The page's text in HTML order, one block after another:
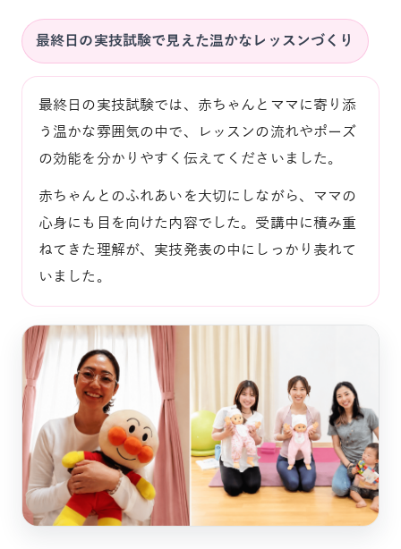
最終日の実技試験で見えた温かなレッスンづくり
最終日の実技試験では、赤ちゃんとママに寄り添
う温かな雰囲気の中で、レッスンの流れやポーズ
の効能を分かりやすく伝えてくださいました。
赤ちゃんとのふれあいを大切にしながら、ママの
心身にも目を向けた内容でした。受講中に積み重
ねてきた理解が、実技発表の中にしっかり表れて
いました。